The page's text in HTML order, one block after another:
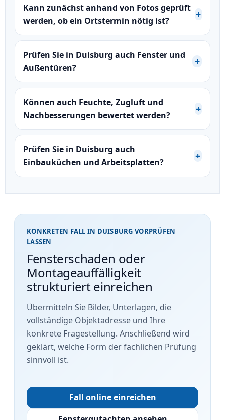
Kann zunächst anhand von Fotos geprüft
werden, ob ein Ortstermin nötig ist?
Prüfen Sie in Duisburg auch Fenster und
Außentüren?
Können auch Feuchte, Zugluft und
Nachbesserungen bewertet werden?
Prüfen Sie in Duisburg auch
Einbauküchen und Arbeitsplatten?
KONKRETEN FALL IN DUISBURG VORPRÜFEN
LASSEN
Fensterschaden oder
Montageauffälligkeit
strukturiert einreichen
Übermitteln Sie Bilder, Unterlagen, die
vollständige Objektadresse und Ihre
konkrete Fragestellung. Anschließend wird
geklärt, welche Form der fachlichen Prüfung
sinnvoll ist.
Fall online einreichen